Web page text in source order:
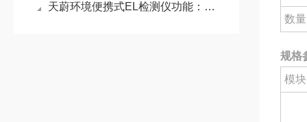
天蔚环境便携式EL检测仪功能：精准揪出太阳能电池板内部隐裂、断栅等缺陷
数量
规格
模块